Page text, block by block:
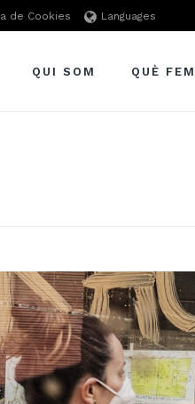
de Cookies Languages
QUI SOM QUÈ